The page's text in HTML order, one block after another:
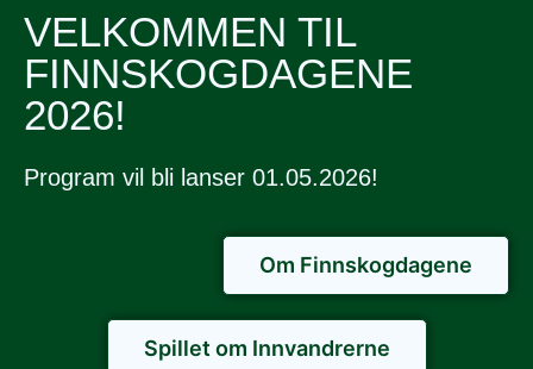
VELKOMMEN TIL
FINNSKOGDAGENE
2026!
Program vil bli lanser 01.05.2026!
Om Finnskogdagene
Spillet om Innvandrerne